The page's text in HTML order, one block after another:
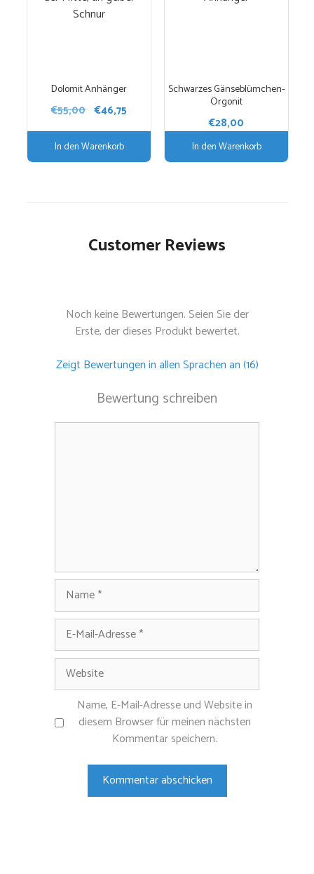
Dolomit Anhänger
€55,00 Ursprünglicher
war:
€46,75
€46,75.
In den Warenkorb
Schwarzes Gänseblümchen-
Orgonit
€28,00
In den Warenkorb
Customer Reviews
Noch keine Bewertungen. Seien Sie der
Erste, der dieses Produkt bewertet.
Zeigt Bewertungen in allen Sprachen an (16)
Bewertung schreiben
Adresse
Name, E-Mail-Adresse und Website in
diesem Browser für meinen nächsten
Kommentar speichern.